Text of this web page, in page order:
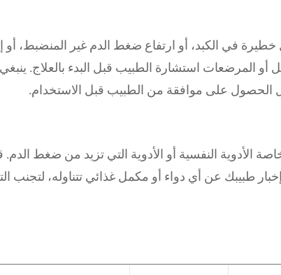
في الكبد، أو ارتفاع ضغط الدم غير المنضبط،
المرضعات استشارة الطبيب قبل البدء بالعلاج.
الحصول على موافقة من الطبيب قبل الاستخدام.
الأدوية النفسية أو الأدوية التي تزيد من ضغط
طبيبك عن أي دواء أو مكمل غذائي تتناوله، لتجنب